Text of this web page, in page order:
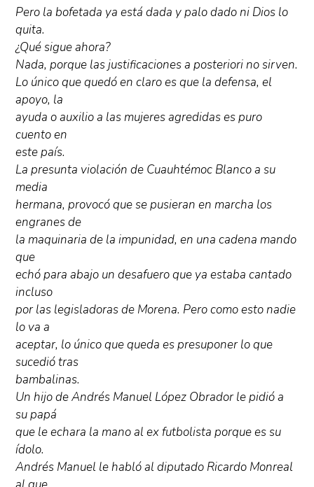
Pero la bofetada ya está dada y palo dado ni Dios lo
quita.
¿Qué sigue ahora?
Nada, porque las justificaciones a posteriori no sirven.
Lo único que quedó en claro es que la defensa, el
apoyo, la
ayuda o auxilio a las mujeres agredidas es puro
cuento en
este país.
La presunta violación de Cuauhtémoc Blanco a su
media
hermana, provocó que se pusieran en marcha los
engranes de
la maquinaria de la impunidad, en una cadena mando
que
echó para abajo un desafuero que ya estaba cantado
incluso
por las legisladoras de Morena. Pero como esto nadie
lo va a
aceptar, lo único que queda es presuponer lo que
sucedió tras
bambalinas.
Un hijo de Andrés Manuel López Obrador le pidió a
su papá
que le echara la mano al ex futbolista porque es su
ídolo.
Andrés Manuel le habló al diputado Ricardo Monreal